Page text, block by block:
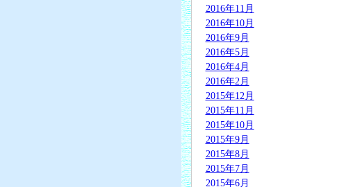
2016年11月
2016年10月
2016年9月
2016年5月
2016年4月
2016年2月
2015年12月
2015年11月
2015年10月
2015年9月
2015年8月
2015年7月
2015年6月